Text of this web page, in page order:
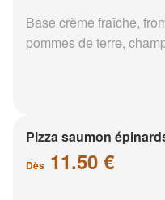
Base crème fraîche,
pommes de terre,
Pizza saumon
Dès 11.50 €